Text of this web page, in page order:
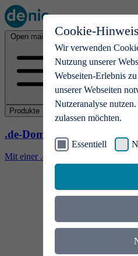
Cookie-Hinweis
Wir verwenden
Nutzung unserer
Webseiten-Erlebnis
unserer Webseiten
Nutzeranalyse
zulassen möchten.
Essentiell
Open main menu
Produkte
.de-Domains
Mit einer .de-Domain erhalten Ideen